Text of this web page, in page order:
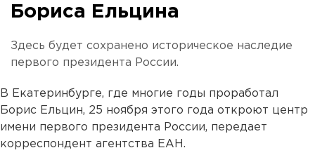
Бориса Ельцина
Здесь будет сохранено историческое наследие
первого президента России.
В Екатеринбурге, где многие годы проработал
Борис Ельцин, 25 ноября этого года откроют центр
имени первого президента России, передает
корреспондент агентства ЕАН.